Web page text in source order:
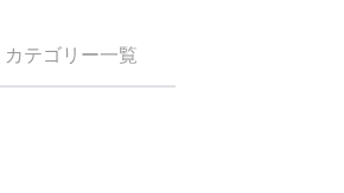
カテゴリー一覧